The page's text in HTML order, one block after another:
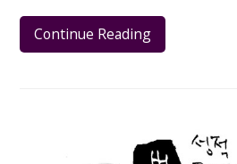
Continue Reading